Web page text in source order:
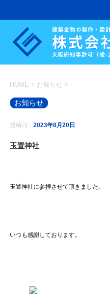
HOME > お知らせ >
お知らせ
投稿日： 2023年8月20日
玉置神社
玉置神社に参拝させて頂きました。
いつも感謝しております。